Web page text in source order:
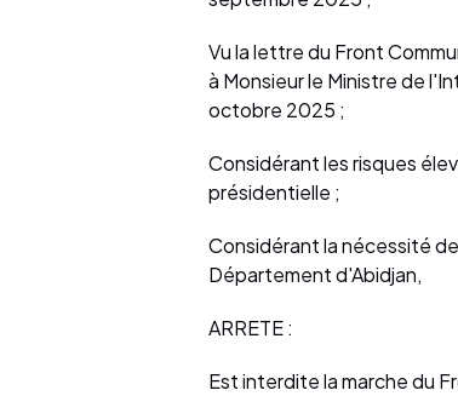
Vu la lettre du Front
à Monsieur le Ministre de
octobre 2025 ;
Considérant les risques
présidentielle ;
Considérant la nécessité
Département d'Abidjan,
ARRETE :
Est interdite la marche du